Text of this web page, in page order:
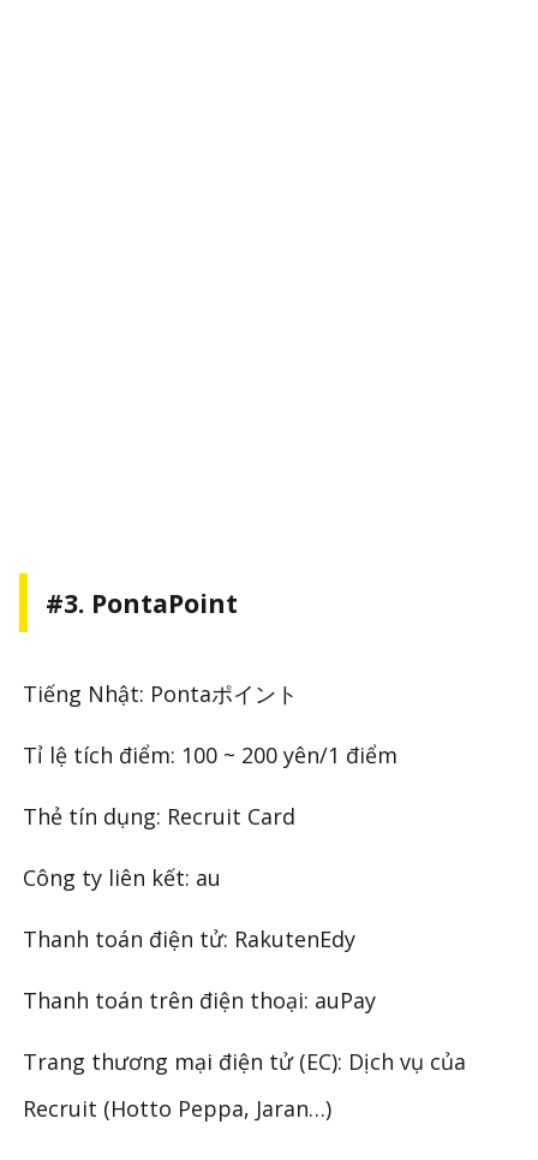
#3. PontaPoint
Tiếng Nhật: Pontaポイント
Tỉ lệ tích điểm: 100 ~ 200 yên/1 điểm
Thẻ tín dụng: Recruit Card
Công ty liên kết: au
Thanh toán điện tử: RakutenEdy
Thanh toán trên điện thoại: auPay
Trang thương mại điện tử (EC): Dịch vụ của
Recruit (Hotto Peppa, Jaran…)